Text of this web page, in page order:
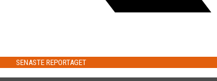
SENASTE REPORTAGET